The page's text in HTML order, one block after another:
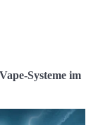
Systeme im